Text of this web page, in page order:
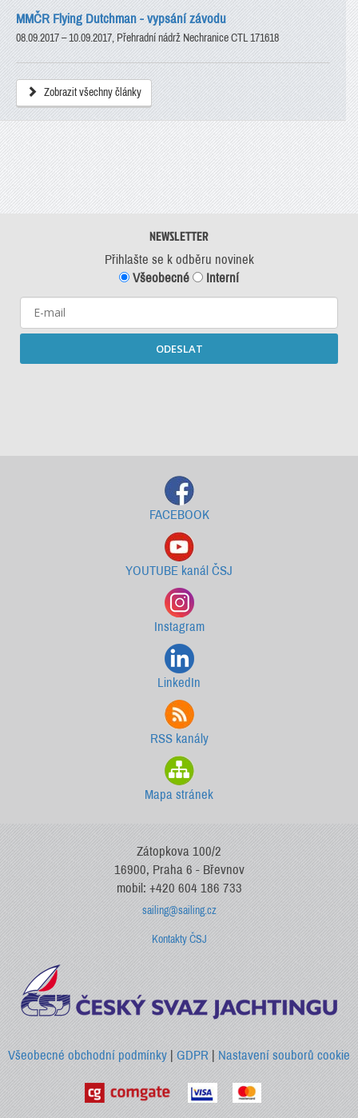
MMČR Flying Dutchman - vypsání závodu
08.09.2017 – 10.09.2017, Přehradní nádrž Nechranice CTL 171618
Zobrazit všechny články
NEWSLETTER
Přihlašte se k odběru novinek
Všeobecné
Interní
ODESLAT
FACEBOOK
YOUTUBE kanál ČSJ
Instagram
LinkedIn
RSS kanály
Mapa stránek
Zátopkova 100/2
16900, Praha 6 - Břevnov
mobil: +420 604 186 733
sailing@sailing.cz
Kontakty ČSJ
Všeobecné obchodní podmínky |GDPR |Nastavení souborů cookie